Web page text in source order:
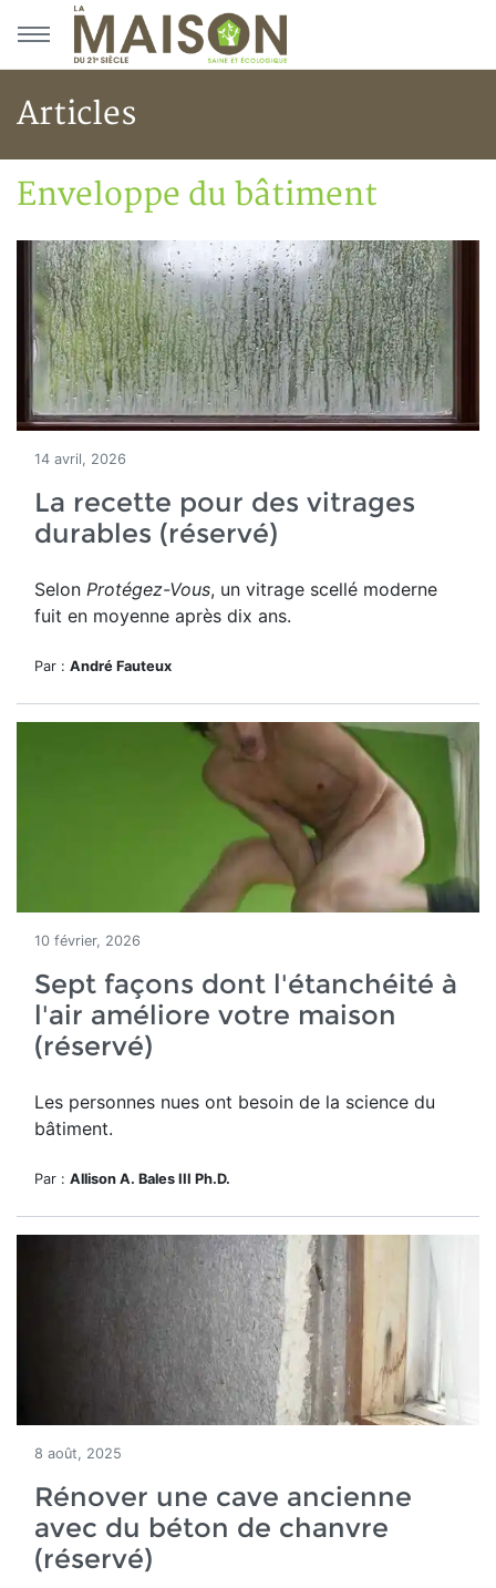
Aller au menu principal
Aller au contenu principal
Articles
Accueil
Construction verte
Enveloppe du bâtiment
Enveloppe du bâtiment
14 avril, 2026
La recette pour des vitrages
durables (réservé)
Selon Protégez-Vous, un vitrage scellé moderne
fuit en moyenne après dix ans.
Par : André Fauteux
10 février, 2026
Sept façons dont l'étanchéité à
l'air améliore votre maison
(réservé)
Les personnes nues ont besoin de la science du
bâtiment.
Par : Allison A. Bales III Ph.D.
8 août, 2025
Rénover une cave ancienne
avec du béton de chanvre
(réservé)